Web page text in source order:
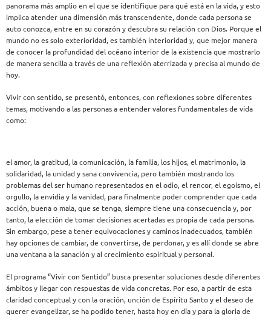
panorama más amplio en el que se identifique para qué está en la vida, y esto
implica atender una dimensión más transcendente, donde cada persona se
auto conozca, entre en su corazón y descubra su relación con Dios. Porque el
mundo no es solo exterioridad, es también interioridad y, que mejor manera
de conocer la profundidad del océano interior de la existencia que mostrarlo
de manera sencilla a través de una reflexión aterrizada y precisa al mundo de
hoy.
Vivir con sentido, se presentó, entonces, con reflexiones sobre diferentes
temas, motivando a las personas a entender valores fundamentales de vida
como:
el amor, la gratitud, la comunicación, la familia, los hijos, el matrimonio, la
solidaridad, la unidad y sana convivencia, pero también mostrando los
problemas del ser humano representados en el odio,el rencor, el egoísmo, el
orgullo, la envidia y la vanidad, para finalmente poder comprender que cada
acción, buena o mala, que se tenga, siempre tiene una consecuencia y, por
tanto, la elección de tomar decisiones acertadas es propia de cada persona.
Sin embargo, pese a tener equivocaciones y caminos inadecuados, también
hay opciones de cambiar, de convertirse, de perdonar, y es allí donde se abre
una ventana a la sanación y al crecimiento espiritual y personal.
El programa “Vivir con Sentido” busca presentar soluciones desde diferentes
ámbitos y llegar con respuestas de vida concretas. Por eso, a partir de esta
claridad conceptual y con la oración, unción de Espíritu Santo y el deseo de
querer evangelizar, se ha podido tener, hasta hoy en día y para la gloria de